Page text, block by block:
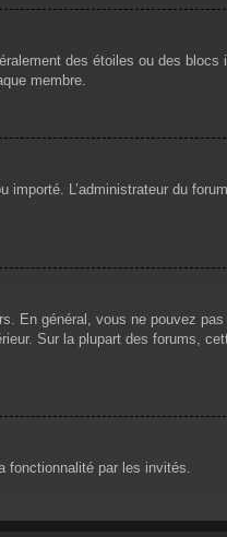
des étoiles ou des blocs
membre.
importé. L’administrateur du
En général, vous ne pouvez pas
Sur la plupart des forums,
fonctionnalité par les invités.